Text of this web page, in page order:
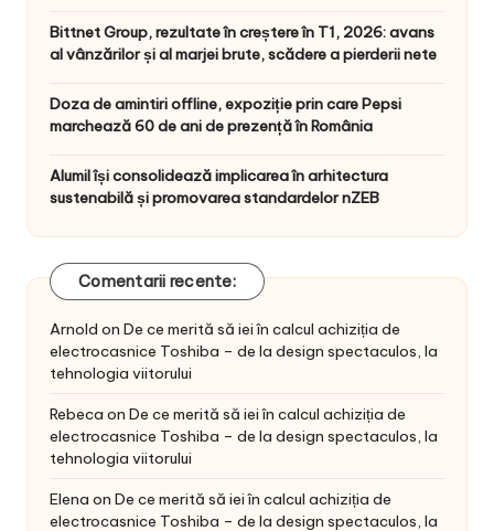
Bittnet Group, rezultate în creștere în T1, 2026: avans
al vânzărilor și al marjei brute, scădere a pierderii nete
Doza de amintiri offline, expoziție prin care Pepsi
marchează 60 de ani de prezență în România
Alumil își consolidează implicarea în arhitectura
sustenabilă și promovarea standardelor nZEB
Comentarii recente:
Arnold on De ce merită să iei în calcul achiziția de
electrocasnice Toshiba – de la design spectaculos, la
tehnologia viitorului
Rebeca on De ce merită să iei în calcul achiziția de
electrocasnice Toshiba – de la design spectaculos, la
tehnologia viitorului
Elena on De ce merită să iei în calcul achiziția de
electrocasnice Toshiba – de la design spectaculos, la